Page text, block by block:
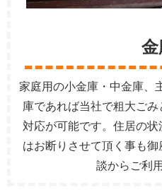
金
家庭用の小金庫・中金庫、
庫であれば当社で粗大ご
対応が可能です。住居の
はお断りさせて頂く事も
談からご利